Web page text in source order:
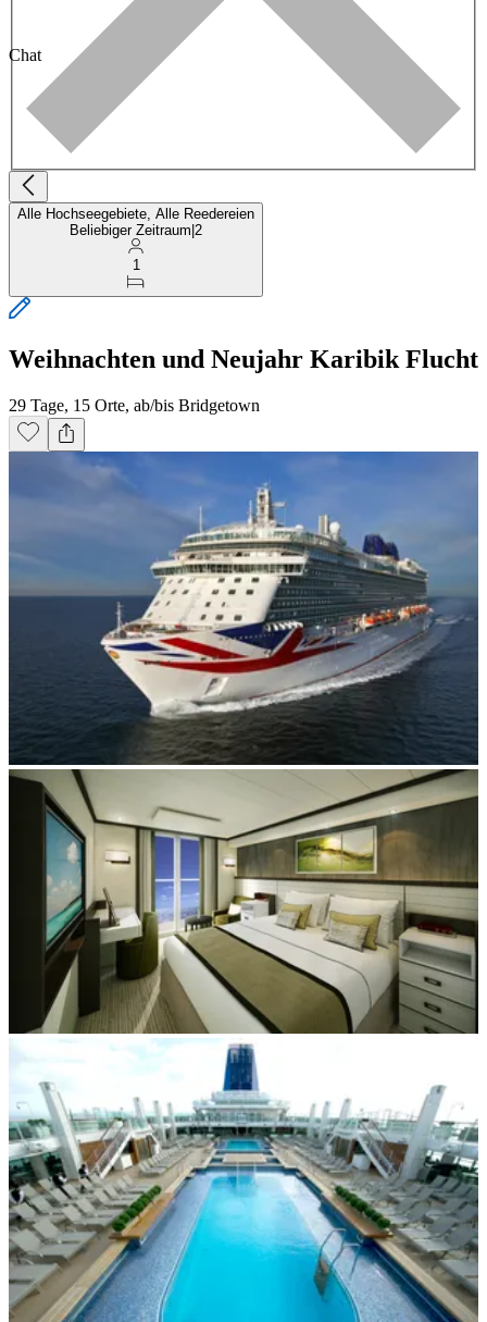
Chat
Alle Hochseegebiete, Alle Reedereien
Beliebiger Zeitraum 2
1
Weihnachten und Neujahr Karibik Flucht
29 Tage, 15 Orte, ab/bis Bridgetown